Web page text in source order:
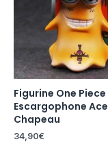
Figurine One Piece
Escargophone Ace
Chapeau
34,90€